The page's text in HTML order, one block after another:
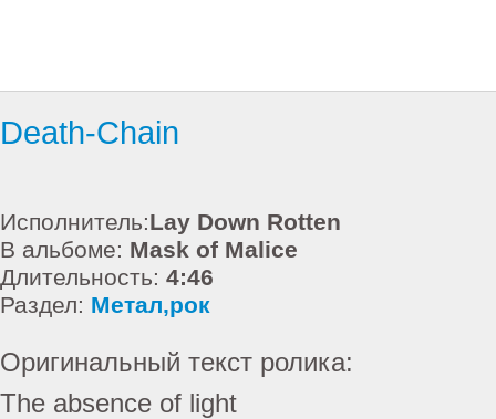
Death-Chain
Исполнитель:Lay Down Rotten
В альбоме: Mask of Malice
Длительность: 4:46
Раздел: Метал,рок
Оригинальный текст ролика:
The absence of light